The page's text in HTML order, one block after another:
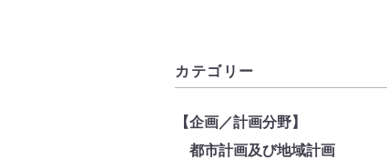
カテゴリー
【企画／計画分野】
都市計画及び地域計画